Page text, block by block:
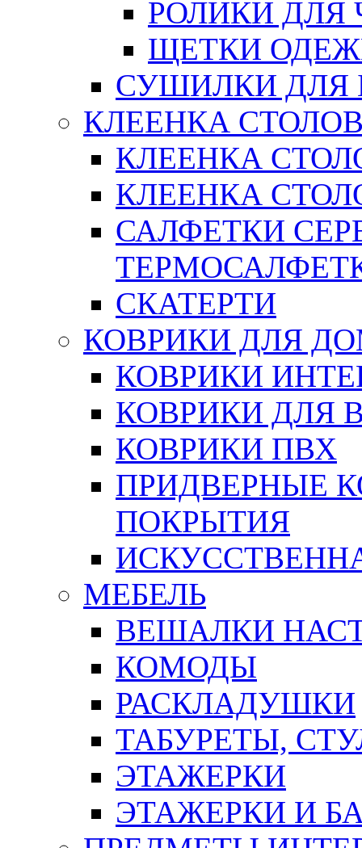
РОЛИКИ ДЛЯ
ЩЕТКИ
СУШИЛКИ ДЛЯ
КЛЕЕНКА
КЛЕЕНКА
КЛЕЕНКА
САЛФЕТКИ
СКАТЕРТИ
КОВРИКИ ДЛЯ
КОВРИКИ
КОВРИКИ ДЛЯ
КОВРИКИ ПВХ
ПРИДВЕРНЫЕ
ПОКРЫТИЯ
МЕБЕЛЬ
ВЕШАЛКИ
КОМОДЫ
РАСКЛАДУШКИ
ТАБУРЕТЫ,
ЭТАЖЕРКИ
ЭТАЖЕРКИ И